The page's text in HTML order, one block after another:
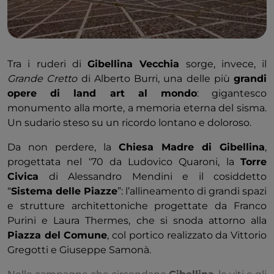
Tra i ruderi di Gibellina Vecchia sorge, invece, il
Grande Crettodi Alberto Burri, una delle più grandi
opere di land art al mondo: gigantesco
monumento alla morte, a memoria eterna del sisma.
Un sudario steso su un ricordo lontano e doloroso.
Da non perdere, la Chiesa Madre di Gibellina,
progettata nel ‘70 da Ludovico Quaroni, la Torre
Civica di Alessandro Mendini e il cosiddetto
“Sistema delle Piazze”: l’allineamento di grandi spazi
e strutture architettoniche progettate da Franco
Purini e Laura Thermes, che si snoda attorno alla
Piazza del Comune, col portico realizzato da Vittorio
Gregotti e Giuseppe Samonà.